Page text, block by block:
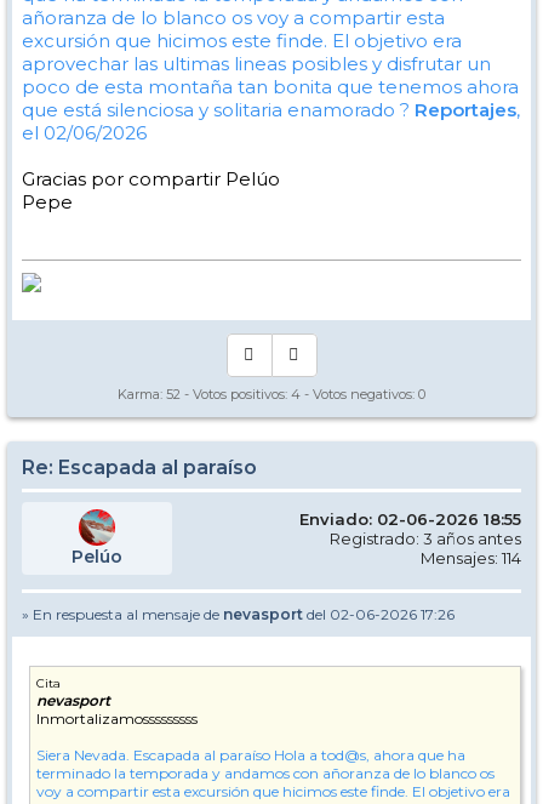
añoranza de lo blanco os voy a compartir esta
excursión que hicimos este finde. El objetivo era
aprovechar las ultimas lineas posibles y disfrutar un
poco de esta montaña tan bonita que tenemos ahora
que está silenciosa y solitaria enamorado ? Reportajes,
el 02/06/2026
Gracias por compartir Pelúo
Pepe
Karma: 52 - Votos positivos: 4 - Votos negativos: 0
Re: Escapada al paraíso
Pelúo
Enviado: 02-06-2026 18:55
Registrado: 3 años antes
Mensajes: 114
» En respuesta al mensaje de nevasport del 02-06-2026 17:26
Cita
nevasport
Inmortalizamosssssssss
Siera Nevada. Escapada al paraíso Hola a tod@s, ahora que ha
terminado la temporada y andamos con añoranza de lo blanco os
voy a compartir esta excursión que hicimos este finde. El objetivo era